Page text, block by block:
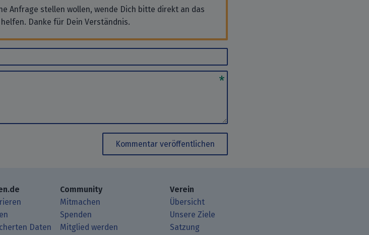
Anfrage stellen wollen, wende Dich bitte direkt an das
helfen. Danke für Dein Verständnis.
Kommentar veröffentlichen
Daten
Community
Mitmachen
Spenden
Mitglied werden
Verein
Übersicht
Unsere Ziele
Satzung